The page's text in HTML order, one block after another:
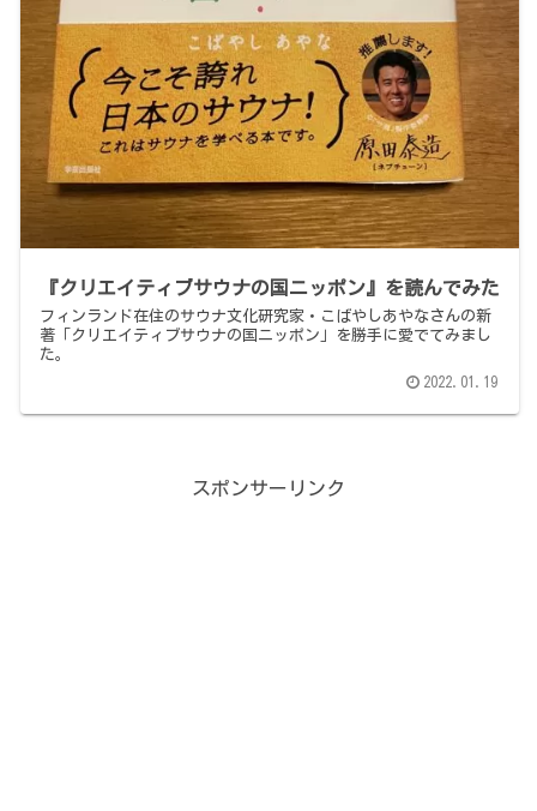
『クリエイティブサウナの国ニッポン』を読んでみた
フィンランド在住のサウナ文化研究家・こばやしあやなさんの新
著「クリエイティブサウナの国ニッポン」を勝手に愛でてみまし
た。
2022.01.19
スポンサーリンク